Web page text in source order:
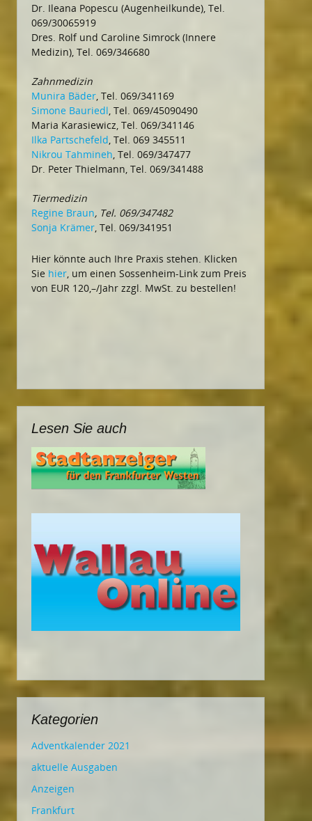
Dr. Ileana Popescu (Augenheilkunde), Tel.
069/30065919
Dres. Rolf und Caroline Simrock (Innere
Medizin), Tel. 069/346680
Zahnmedizin
Munira Bäder, Tel. 069/341169
Simone Bauriedl, Tel. 069/45090490
Maria Karasiewicz, Tel. 069/341146
Ilka Partschefeld, Tel. 069 345511
Nikrou Tahmineh, Tel. 069/347477
Dr. Peter Thielmann, Tel. 069/341488
Tiermedizin
Regine Braun, Tel. 069/347482
Sonja Krämer, Tel. 069/341951
Hier könnte auch Ihre Praxis stehen. Klicken
Sie hier, um einen Sossenheim-Link zum Preis
von EUR 120,–/Jahr zzgl. MwSt. zu bestellen!
Lesen Sie auch
Kategorien
Adventkalender 2021
aktuelle Ausgaben
Anzeigen
Frankfurt